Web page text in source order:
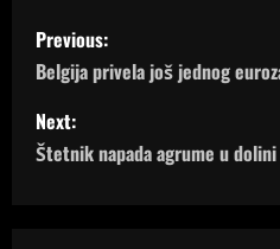
P
o
s
t
Previous:
Belgija privela još jednog
Next:
Štetnik napada agrume u